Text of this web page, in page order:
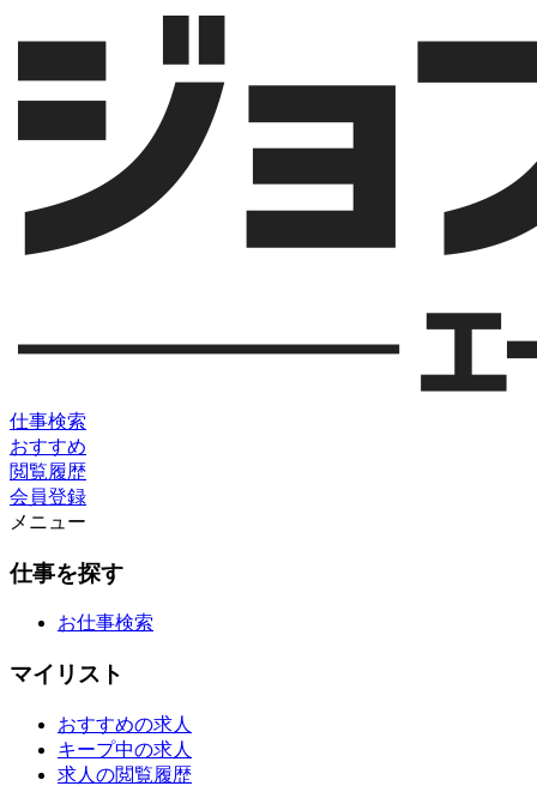
仕事検索
おすすめ
閲覧履歴
会員登録
メニュー
仕事を探す
お仕事検索
マイリスト
おすすめの求人
キープ中の求人
求人の閲覧履歴